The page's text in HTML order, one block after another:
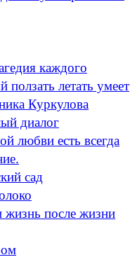
каждого
летать умеет
Куркулова
диалог
любви есть всегда
сад
жизнь после жизни